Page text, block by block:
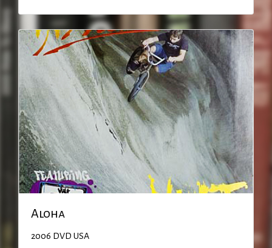
Aloha
2006 DVD USA